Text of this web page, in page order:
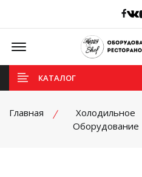
Offcanvas Menu Open
КАТАЛОГ
Главная
Холодильное
Оборудование